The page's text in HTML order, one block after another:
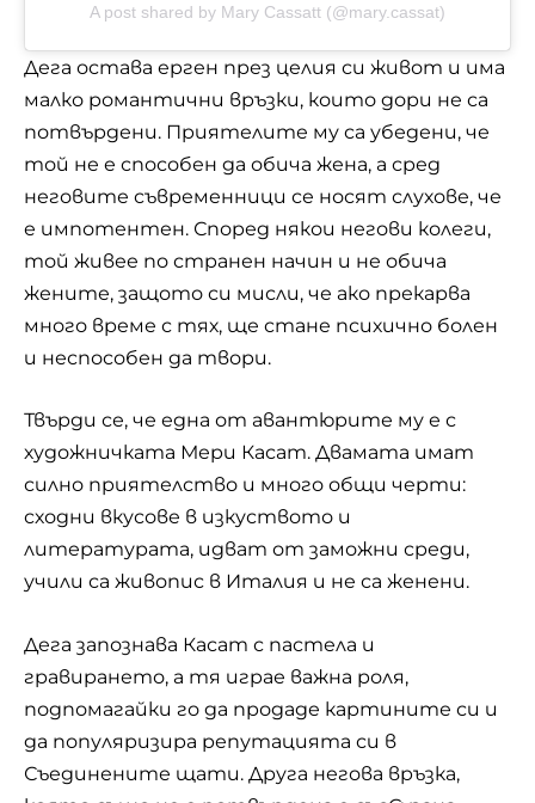
A post shared by Mary Cassatt (@mary.cassat)
Дега остава ерген през целия си живот и има
малко романтични връзки, които дори не са
потвърдени. Приятелите му са убедени, че
той не е способен да обича жена, а сред
неговите съвременници се носят слухове, че
е импотентен. Според някои негови колеги,
той живее по странен начин и не обича
жените, защото си мисли, че ако прекарва
много време с тях, ще стане психично болен
и неспособен да твори.
Твърди се, че една от авантюрите му е с
художничката Мери Касат. Двамата имат
силно приятелство и много общи черти:
сходни вкусове в изкуството и
литературата, идват от заможни среди,
учили са живопис в Италия и не са женени.
Дега запознава Касат с пастела и
гравирането, а тя играе важна роля,
подпомагайки го да продаде картините си и
да популяризира репутацията си в
Съединените щати. Друга негова връзка,